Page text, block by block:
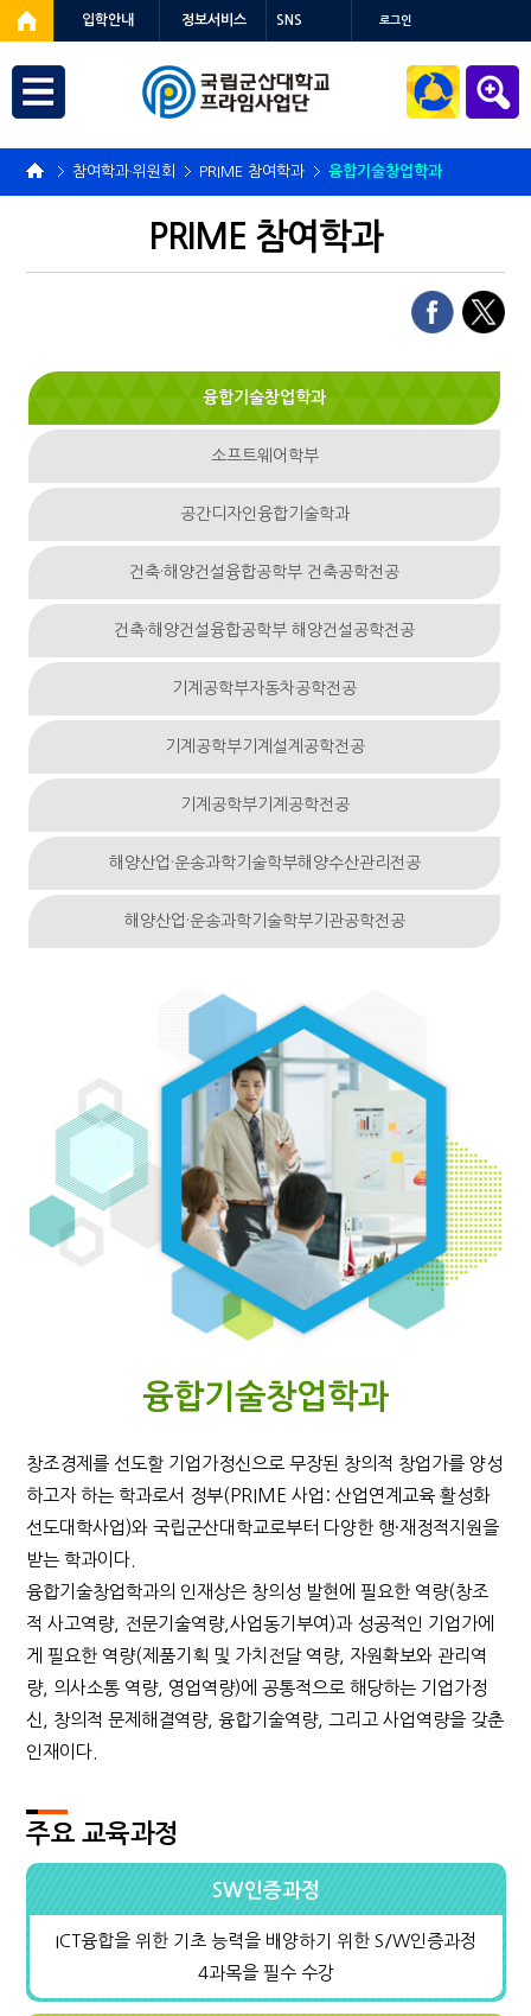
입학안내 정보서비스 SNS 로그인
참여학과·위원회 PRIME 참여학과 융합기술창업학과
PRIME 참여학과
융합기술창업학과
소프트웨어 학부
공간디자인융합기술학과
건축·해양건설융합공학부 건축공학전공
건축·해양건설융합공학부 해양건설공학전공
기계공학부자동차공학전공
기계공학부기계설계공학전공
기계공학부기계공학전공
해양산업·운송과학기술학부해양수산관리전공
해양산업·운송과학기술학부기관공학전공
융합기술창업학과
창조경제를 선도할 기업가정신으로 무장된 창의적 창업가를 양성
하고자 하는 학과로서 정부(PRIME 사업: 산업연계교육 활성화
선도대학사업)와 국립군산대학교로부터 다양한 행·재정적지원을
받는 학과이다.
융합기술창업학과의 인재상은 창의성 발현에 필요한 역량(창조
적 사고역량, 전문기술역량,사업동기부여)과 성공적인 기업가에
게 필요한 역량(제품기획 및 가치전달 역량, 자원확보와 관리역
량, 의사소통 역량, 영업역량)에 공통적으로 해당하는 기업가정
신, 창의적 문제해결역량, 융합기술역량, 그리고 사업역량을 갖춘
인재이다.
주요 교육과정
SW인증과정
ICT융합을 위한 기초 능력을 배양하기 위한 S/W인증과정
4과목을 필수 수강